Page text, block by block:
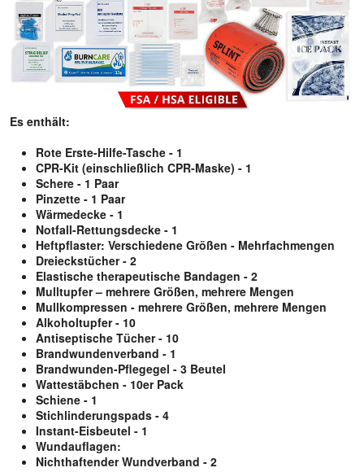
Es enthält:
Rote Erste-Hilfe-Tasche - 1
CPR-Kit (einschließlich CPR-Maske) - 1
Schere - 1 Paar
Pinzette - 1 Paar
Wärmedecke - 1
Notfall-Rettungsdecke - 1
Heftpflaster: Verschiedene Größen - Mehrfachmengen
Dreieckstücher - 2
Elastische therapeutische Bandagen - 2
Mulltupfer – mehrere Größen, mehrere Mengen
Mullkompressen - mehrere Größen, mehrere Mengen
Alkoholtupfer - 10
Antiseptische Tücher - 10
Brandwundenverband - 1
Brandwunden-Pflegegel - 3 Beutel
Wattestäbchen - 10er Pack
Schiene - 1
Stichlinderungspads - 4
Instant-Eisbeutel - 1
Wundauflagen:
Nichthaftender Wundverband - 2